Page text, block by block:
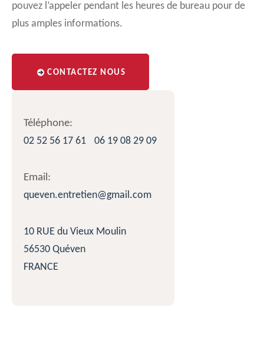
pouvez l’appeler pendant les heures de bureau pour de
plus amples informations.
CONTACTEZ NOUS
Téléphone:
02 52 56 17 61
06 19 08 29 09
Email:
queven.entretien@gmail.com
10 RUE du Vieux Moulin
56530 Quéven
FRANCE